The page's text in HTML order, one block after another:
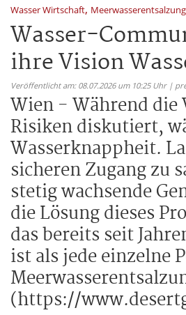
Wasser Wirtschaft, Meerwasserentsalzung
Wasser-
ihre Vision
Veröffentlicht am: 08.07.2026 um 10:25 Uhr |
Wien - Während
Risiken diskutiert,
Wasserknappheit.
sicheren Zugang zu
stetig wachsende
die Lösung dieses
das bereits seit
ist als jede einzelne
(https://